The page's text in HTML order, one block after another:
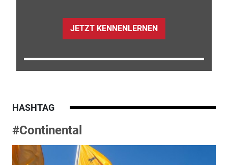
JETZT KENNENLERNEN
HASHTAG
#Continental